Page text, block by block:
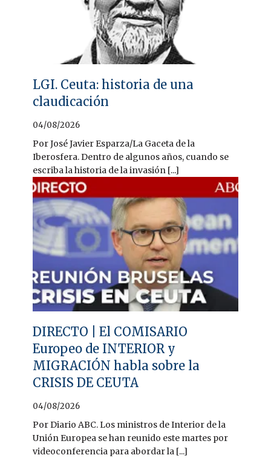
LGI. Ceuta: historia de una
claudicación
04/08/2026
Por José Javier Esparza/La Gaceta de la
Iberosfera. Dentro de algunos años, cuando se
escriba la historia de la invasión [...]
DIRECTO | El COMISARIO
Europeo de INTERIOR y
MIGRACIÓN habla sobre la
CRISIS DE CEUTA
04/08/2026
Por Diario ABC. Los ministros de Interior de la
Unión Europea se han reunido este martes por
videoconferencia para abordar la [...]